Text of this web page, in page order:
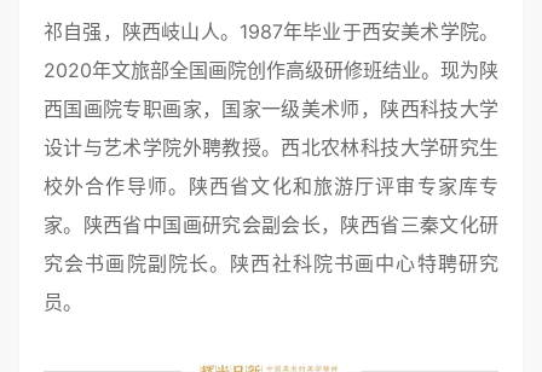
祁自强，陕西岐山人。1987年毕业于西安美术学院。
2020年文旅部全国画院创作高级研修班结业。现为陕
西国画院专职画家，国家一级美术师，陕西科技大学
设计与艺术学院外聘教授。西北农林科技大学研究生
校外合作导师。陕西省文化和旅游厅评审专家库专
家。陕西省中国画研究会副会长，陕西省三秦文化研
究会书画院副院长。陕西社科院书画中心特聘研究
员。